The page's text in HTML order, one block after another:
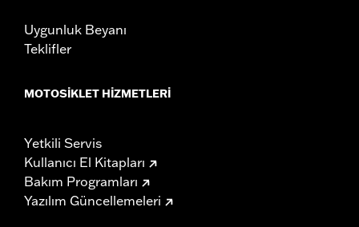
Uygunluk Beyanı
Teklifler
MOTOSIKLET HIZMETLERI
Yetkili Servis
Kullanıcı El Kitapları
Bakım Programları
Yazılım Güncellemeleri